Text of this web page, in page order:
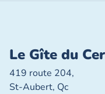
Le Gîte du
419 route 204,
St-Aubert, Qc